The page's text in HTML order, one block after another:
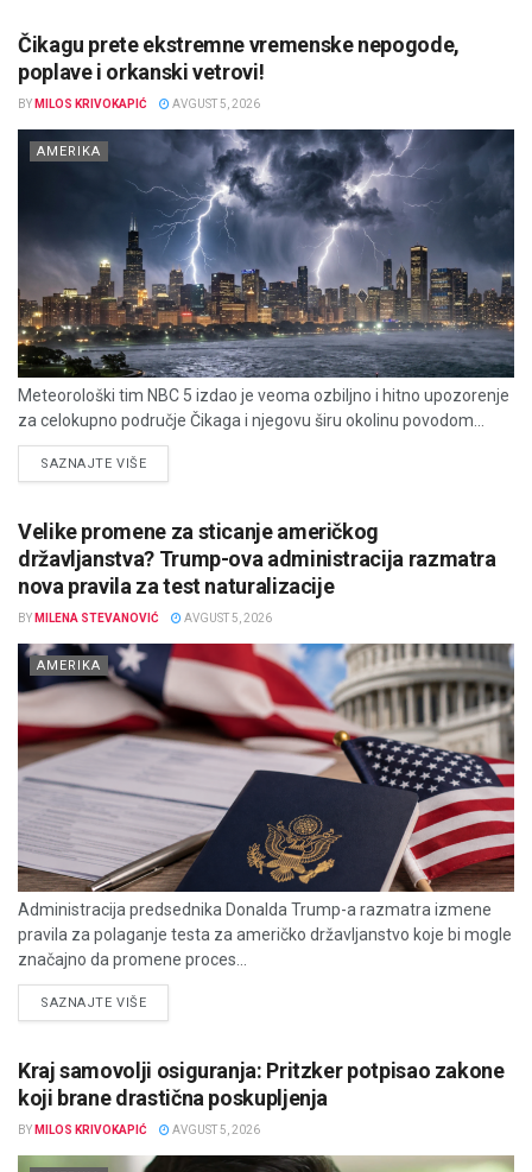
Čikagu prete ekstremne vremenske nepogode,
poplave i orkanski vetrovi!
BY MILOS KRIVOKAPIĆ AVGUST 5, 2026
AMERIKA
Meteorološki tim NBC 5 izdao je veoma ozbiljno i hitno upozorenje
za celokupno područje Čikaga i njegovu širu okolinu povodom...
SAZNAJTE VIŠEDETAILS
Velike promene za sticanje američkog
državljanstva? Trump-ova administracija razmatra
nova pravila za test naturalizacije
BY MILENA STEVANOVIĆ AVGUST 5, 2026
AMERIKA
Administracija predsednika Donalda Trump-a razmatra izmene
pravila za polaganje testa za američko državljanstvo koje bi mogle
značajno da promene proces...
SAZNAJTE VIŠEDETAILS
Kraj samovolji osiguranja: Pritzker potpisao zakone
koji brane drastična poskupljenja
BY MILOS KRIVOKAPIĆ AVGUST 5, 2026